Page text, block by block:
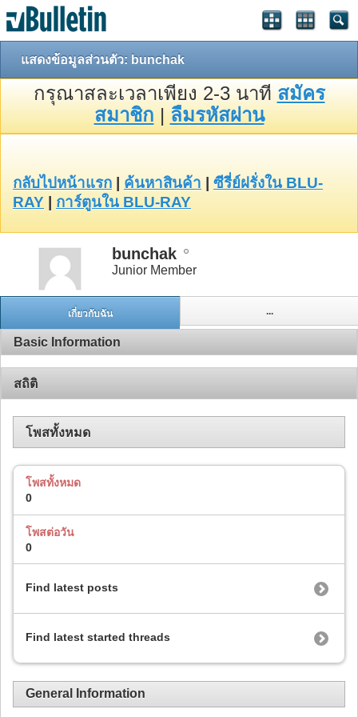
แสดงข้อมูลส่วนตัว: bunchak
กรุณาสละเวลาเพียง 2-3 นาที สมัคร
สมาชิก | ลืมรหัสผ่าน
กลับไปหน้าแรก ค้นหาสินค้า
ซีรี่ย์ฝรั่งใน BLU-
RAY
การ์ตูนใน BLU-RAY
bunchak
Junior Member
เกี่ยวกับฉัน ...
Basic Information
สถิติ
โพสทั้งหมด
โพสทั้งหมด
0
โพสต่อวัน
0
Find latest posts
Find latest started threads
General Information